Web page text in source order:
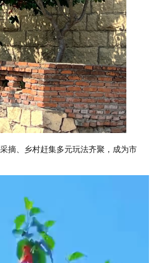
摘、乡村赶集多元玩法齐聚，成为市